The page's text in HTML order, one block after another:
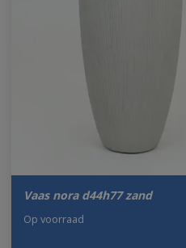
Vaas nora d44h77 zand
Op voorraad